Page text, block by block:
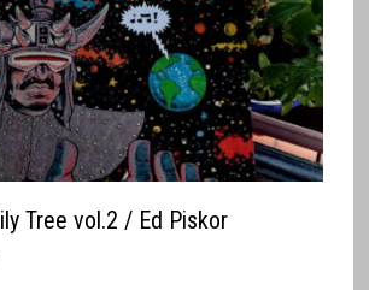
Tree vol.2 / Ed Piskor